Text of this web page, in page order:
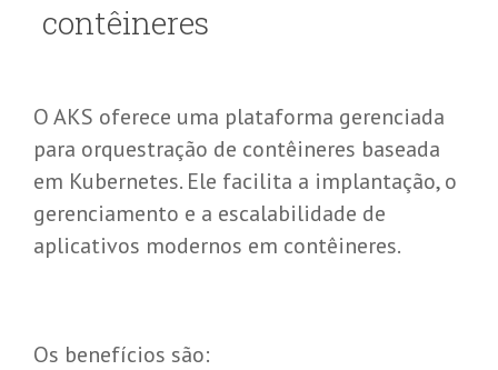
contêineres
O AKS oferece uma plataforma gerenciada
para orquestração de contêineres baseada
em Kubernetes. Ele facilita a implantação, o
gerenciamento e a escalabilidade de
aplicativos modernos em contêineres.
Os benefícios são: